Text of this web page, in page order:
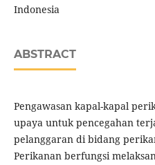
Indonesia
ABSTRACT
Pengawasan kapal-kapal
upaya untuk pencegahan
pelanggaran di bidang
Perikanan berfungsi